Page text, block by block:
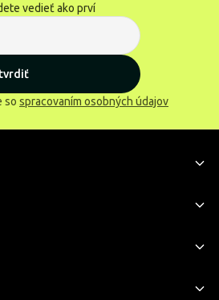
vedieť ako prví
so spracovaním osobných údajov